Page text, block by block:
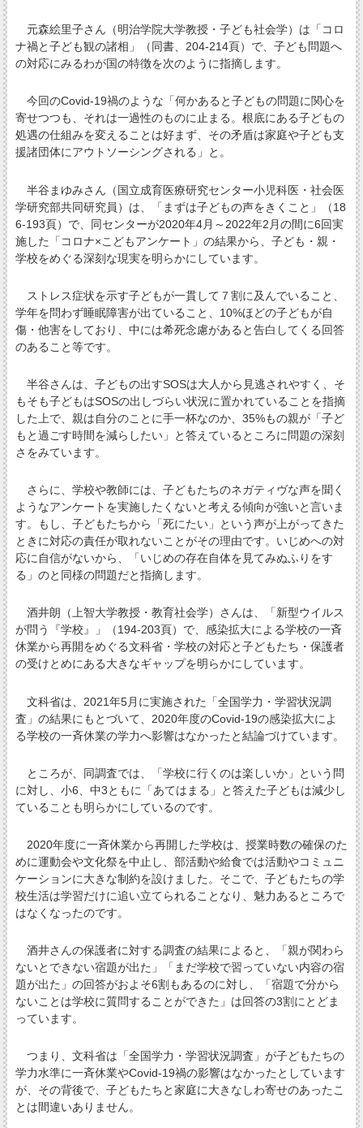
元森絵里子さん（明治学院大学教授・子ども社会学）は「コロ
ナ禍と子ども観の諸相」（同書、204-214頁）で、子ども問題へ
の対応にみるわが国の特徴を次のように指摘します。
今回のCovid-19禍のような「何かあると子どもの問題に関心を
寄せつつも、それは一過性のものに止まる。根底にある子どもの
処遇の仕組みを変えることは好まず、その矛盾は家庭や子ども支
援諸団体にアウトソーシングされる」と。
半谷まゆみさん（国立成育医療研究センター小児科医・社会医
学研究部共同研究員）は、「まずは子どもの声をきくこと」（18
6-193頁）で、同センターが2020年4月～2022年2月の間に6回実
施した「コロナ×こどもアンケート」の結果から、子ども・親・
学校をめぐる深刻な現実を明らかにしています。
ストレス症状を示す子どもが一貫して７割に及んでいること、
学年を問わず睡眠障害が出ていること、10%ほどの子どもが自
傷・他害をしており、中には希死念慮があると告白してくる回答
のあること等です。
半谷さんは、子どもの出すSOSは大人から見逃されやすく、そ
もそも子どもはSOSの出しづらい状況に置かれていることを指摘
した上で、親は自分のことに手一杯なのか、35%もの親が「子ど
もと過ごす時間を減らしたい」と答えているところに問題の深刻
さをみています。
さらに、学校や教師には、子どもたちのネガティヴな声を聞く
ようなアンケートを実施したくないと考える傾向が強いと言いま
す。もし、子どもたちから「死にたい」という声が上がってきた
ときに対応の責任が取れないことがその理由です。いじめへの対
応に自信がないから、「いじめの存在自体を見てみぬふりをす
る」のと同様の問題だと指摘します。
酒井朗（上智大学教授・教育社会学）さんは、「新型ウイルス
が問う『学校』」（194-203頁）で、感染拡大による学校の一斉
休業から再開をめぐる文科省・学校の対応と子どもたち・保護者
の受けとめにある大きなギャップを明らかにしています。
文科省は、2021年5月に実施された「全国学力・学習状況調
査」の結果にもとづいて、2020年度のCovid-19の感染拡大によ
る学校の一斉休業の学力へ影響はなかったと結論づけています。
ところが、同調査では、「学校に行くのは楽しいか」という問
に対し、小6、中3ともに「あてはまる」と答えた子どもは減少し
ていることも明らかにしているのです。
2020年度に一斉休業から再開した学校は、授業時数の確保のた
めに運動会や文化祭を中止し、部活動や給食では活動やコミュニ
ケーションに大きな制約を設けました。そこで、子どもたちの学
校生活は学習だけに追い立てられることなり、魅力あるところで
はなくなったのです。
酒井さんの保護者に対する調査の結果によると、「親が関わら
ないとできない宿題が出た」「まだ学校で習っていない内容の宿
題が出た」の回答がおよそ6割もあるのに対し、「宿題で分から
ないことは学校に質問することができた」は回答の3割にとどま
っています。
つまり、文科省は「全国学力・学習状況調査」が子どもたちの
学力水準に一斉休業やCovid-19禍の影響はなかったとしています
が、その背後で、子どもたちと家庭に大きなしわ寄せのあったこ
とは間違いありません。